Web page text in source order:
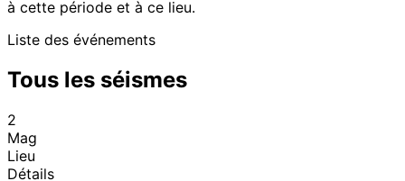
à cette période et à ce lieu.
Liste des événements
Tous les séismes
2
Mag
Lieu
Détails